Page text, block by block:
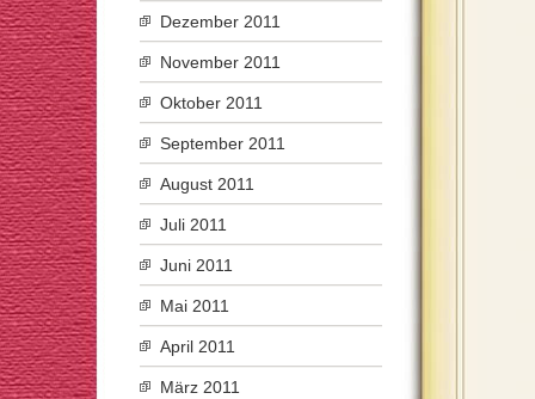
Dezember 2011
November 2011
Oktober 2011
September 2011
August 2011
Juli 2011
Juni 2011
Mai 2011
April 2011
März 2011